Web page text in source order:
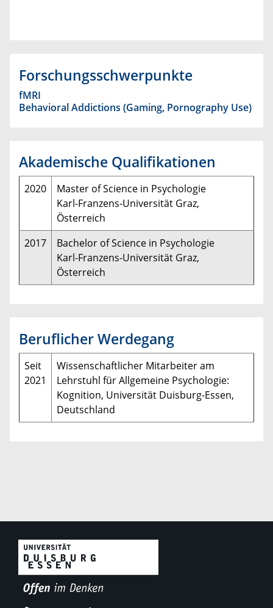
Forschungsschwerpunkte
fMRI
Behavioral Addictions (Gaming, Pornography Use)
Akademische Qualifikationen
2020
Master of Science in Psychologie
Karl-Franzens-Universität Graz,
Österreich
2017
Bachelor of Science in Psychologie
Karl-Franzens-Universität Graz,
Österreich
Beruflicher Werdegang
Seit
2021
Wissenschaftlicher Mitarbeiter am
Lehrstuhl für Allgemeine Psychologie:
Kognition, Universität Duisburg-Essen,
Deutschland